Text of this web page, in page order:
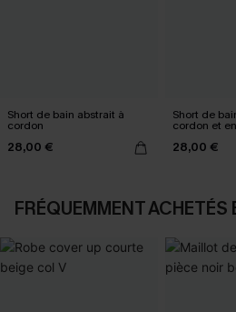
Short de bain abstrait à
cordon
28,00 €
Short de
cordon et
28,00 €
FRÉQUEMMENT ACHETÉS